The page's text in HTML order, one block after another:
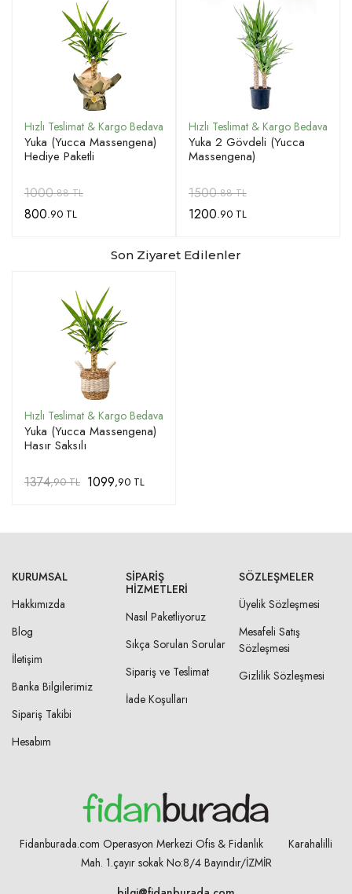
Yuka (Yucca Massengena)
Hediye Paketli
1000.88 TL
800.90 TL
Yuka 2 Gövdeli (Yucca
Massengena)
1500.88 TL
1200.90 TL
Son Ziyaret Edilenler
Yuka (Yucca Massengena)
Hasır Saksılı
1374,90 TL 1099,90 TL
KURUMSAL
Hakkımızda
Blog
İletişim
Banka Bilgilerimiz
Sipariş Takibi
Hesabım
SIPARIŞ
HIZMETLERI
Nasıl Paketliyoruz
Sıkça Sorulan Sorular
Sipariş ve Teslimat
İade Koşulları
SÖZLEŞMELER
Üyelik Sözleşmesi
Mesafeli Satış
Sözleşmesi
Gizlilik Sözleşmesi
Fidanburada.com Operasyon Merkezi Ofis & Fidanlık Karahalilli
Mah. 1.çayır sokak No:8/4 Bayındır/İZMİR